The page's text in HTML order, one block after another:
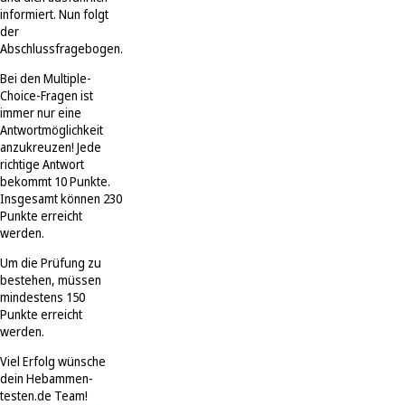
informiert. Nun folgt
der
Abschlussfragebogen.
Bei den Multiple-
Choice-Fragen ist
immer nur eine
Antwortmöglichkeit
anzukreuzen! Jede
richtige Antwort
bekommt 10 Punkte.
Insgesamt können 230
Punkte erreicht
werden.
Um die Prüfung zu
bestehen, müssen
mindestens 150
Punkte erreicht
werden.
Viel Erfolg wünsche
dein Hebammen-
testen.de Team!